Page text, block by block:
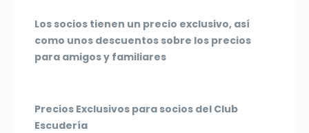
Los socios tienen un precio exclusivo, así
como unos descuentos sobre los precios
para amigos y familiares
Precios Exclusivos para socios del Club
Escudería